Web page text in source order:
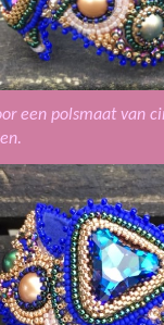
een polsmaat van